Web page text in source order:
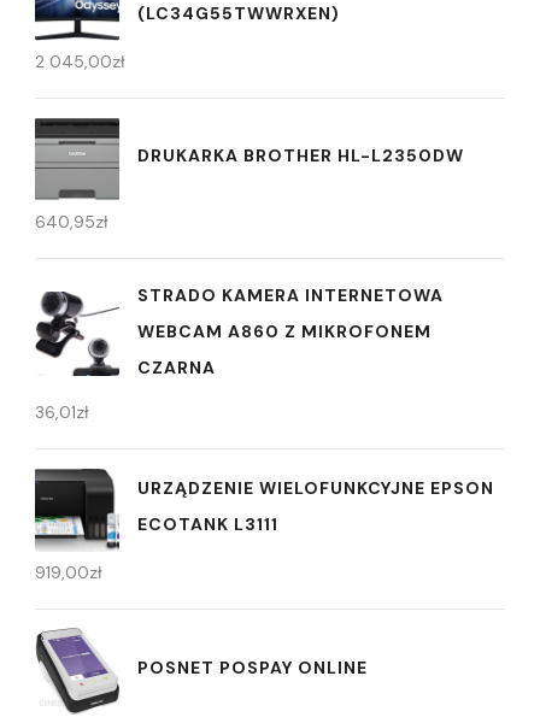
(LC34G55TWWRXEN)
2 045,00zł
DRUKARKA BROTHER HL-L2350DW
640,95zł
STRADO KAMERA INTERNETOWA
WEBCAM A860 Z MIKROFONEM
CZARNA
36,01zł
URZĄDZENIE WIELOFUNKCYJNE EPSON
ECOTANK L3111
919,00zł
POSNET POSPAY ONLINE